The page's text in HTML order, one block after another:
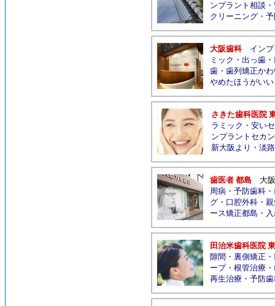
ンプラント相談 ・
クリーニング ・
大阪歯科
イン
ミック ・ 出っ歯 ・
歯 ・ 歯列矯正か
やめたほうがい
さきた歯科医院
ラミック ・ 安い
ンプラントセカ
新大阪より ・ 淡
歯医者 都島
大
周病 ・ 予防歯科 ・
グ ・ 口腔外科 ・
ース矯正都島 ・
田治米歯科医院
隙間 ・ 裏側矯正 ・
ープ・ 根管治療 ・
再生治療 ・ 予防